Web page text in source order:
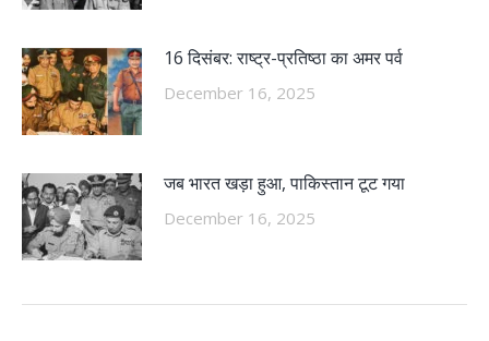
16 दिसंबर: राष्ट्र-प्रतिष्ठा का अमर पर्व
December 16, 2025
जब भारत खड़ा हुआ, पाकिस्तान टूट गया
December 16, 2025